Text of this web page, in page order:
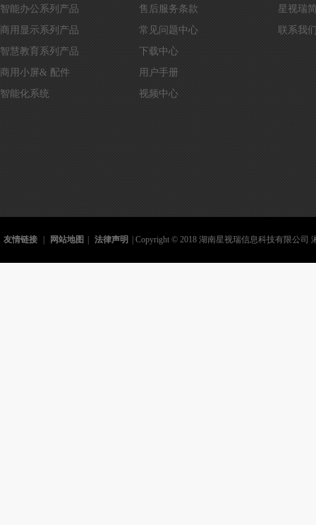
智能办公系列产品
商用显示系列产品
智慧教育系列产品
商用小屏& 配件
智能化系统
售后服务条款
常见问题中心
下载中心
用户手册
视频中心
星视瑞
联系我
友情链接 网站地图 法律声明 | Copyright © 2018 湖南星视瑞信息科技有限公司